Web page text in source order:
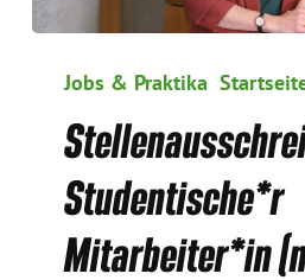
Studentische*r
(m/w/d)
Jobs & Praktika
Studentische*r
Mitarbeiter*in